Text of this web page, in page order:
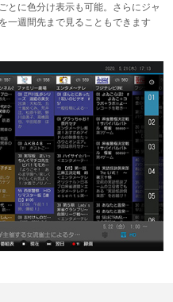
とに色分け表示も可能。さらにジャ
一週間先まで見ることもできます